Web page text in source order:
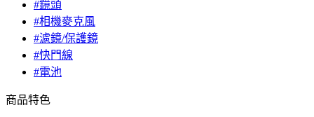
#鏡頭
#相機麥克風
#濾鏡/保護鏡
#快門線
#電池
商品特色